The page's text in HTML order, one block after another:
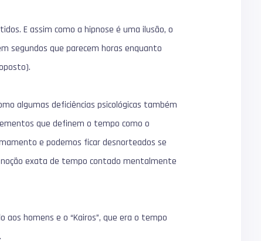
E assim como a hipnose é uma ilusão, o
segundos que parecem horas enquanto
algumas deficiências psicológicas também
que definem o tempo como o
e podemos ficar desnorteados se
exata de tempo contado mentalmente
homens e o “Kairos”, que era o tempo